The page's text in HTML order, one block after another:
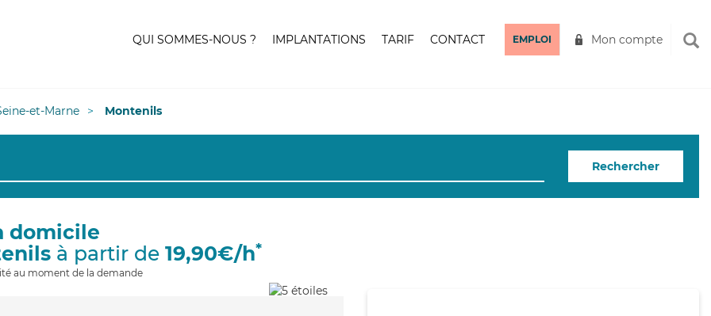
QUI SOMMES-NOUS ? IMPLANTATIONS TARIF CONTACT EMPLOI Mon compte
et-Marne Montenils
Rechercher
domicile
à partir de 19,90€/h*
au moment de la demande